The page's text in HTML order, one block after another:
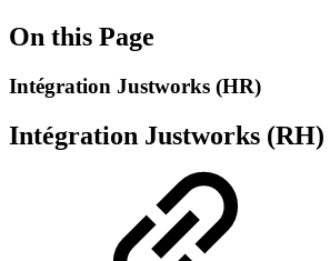
On this Page
Intégration Justworks (HR)
Intégration Justworks (RH)